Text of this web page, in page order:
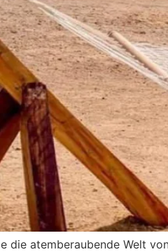
die atemberaubende Welt